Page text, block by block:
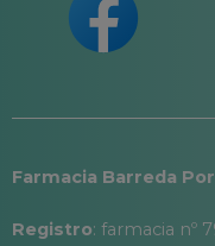
Farmacia Barreda
Registro: farmacia nº